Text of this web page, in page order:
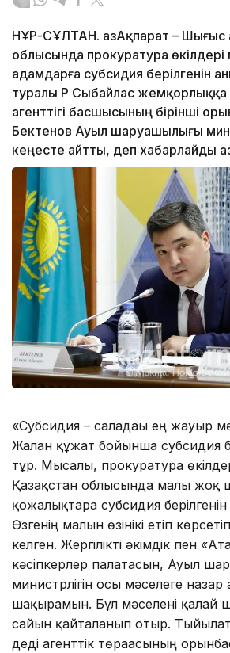
НҰР-СҰЛТАН. ҚазАқпарат – Шығыс
облысында прокуратура
адамдарға субсидия берілгенін
туралы ҚР Сыбайлас
агенттігі басшысының бірінші
Бектенов Ауыл шаруашылығы
кеңесте айтты, деп хабарлайды
«Субсидия – саладағы ең жауыр
Жалған құжат бойынша субсидия
тұр. Мысалы, прокуратура
Қазақстан облысында малы жоқ
қожалықтарға субсидия
Өзгенің малын өзінікі етіп
келген. Жергілікті әкімдік пен
кәсіпкерлер палатасын, Ауыл
министрлігін осы мәселеге назар
шақырамын. Бұл мәселені қалай
сайын қайталанып отыр.
деді агенттік төрағасының